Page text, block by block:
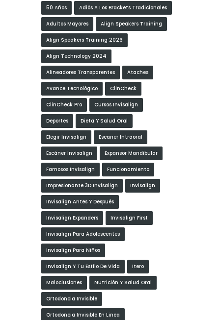
50 Años Adiós A Los Brackets Tradicionales
Adultos Mayores Align Speakers Training
Align Speakers Training 2026
Align Technology 2024
Alineadores Transparentes Ataches
Avance Tecnológico ClinCheck
ClinCheck Pro Cursos Invisalign
Deportes Dieta Y Salud Oral
Elegir Invisalign Escaner Intraoral
Escáner Invisalign Expansor Mandibular
Famosos Invisalign Funcionamiento
Impresionante 3D Invisalign Invisalign
Invisalign Antes Y Después
Invisalign Expanders Invisalign First
Invisalign Para Adolescentes
Invisalign Para Niños
Invisalign Y Tu Estilo De Vida Itero
Maloclusiones Nutrición Y Salud Oral
Ortodoncia Invisible
Ortodoncia Invisible En Linea